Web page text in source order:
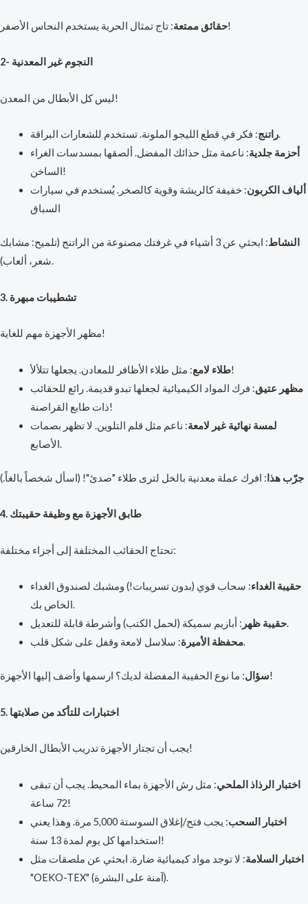
حقائق ممتعة: تاج تمثال الحرية يستخدم النحاس الأصفر!
2- النجوم غير المعدنية
ليس كل الأبطال من المعدن!
راتنج: فكر في قطع الليجو الملونة. تستخدم للشعارات البراقة.
أحزمة جلدية: ناعمة مثل حذائك المفضل. ألصقها بمسدسات الغراء
الساخن!
ألياف الكربون: خفيفة كالريشة وقوية كالصخر. يُستخدم في سيارات
السباق
النشاط
: ابحثي عن 3 أشياء في غرفتك مصنوعة من الراتنج (تلميح: مشابك
شعر، ألعاب).
3. تشطيبات مبهرة
مظهر الأجهزة مهم للغاية!
طلاء لامع: مثل طلاء الأظافر للمعادن. يجعلها تتلألأ!
مظهر عتيق: فرك المواد الكيميائية لجعلها تبدو قديمة. رائع للحقائب
ذات طابع القراصنة!
لمسة نهائية غير لامعة: ناعم مثل قلم التلوين. لا تظهر بصمات
الأصابع.
جرّب هذا : افرك عملة معدنية بالخل لترى طلاء "صدئ"! (اسأل شخصاً بالغاً.)
4. طابق الأجهزة مع وظيفة حقيبتك
تحتاج الحقائب المختلفة إلى أجزاء مختلفة:
حقيبة الغداء: سحاب قوي (بدون تسريبات!) ومشبك لصندوق الغداء
الخاص بك.
حقيبة ظهر: أبازيم سميكة (لحمل الكتب) وأشرطة قابلة للتعديل.
محفظة الأميرة: سلاسل لامعة وقفل على شكل قلب.
سؤال: ما نوع الحقيبة المفضلة لديك؟ ارسمها وأضف إليها الأجهزة!
5. اختبارات للتأكد من صلابتها
يجب أن تجتاز الأجهزة تدريب الأبطال الخارقين!
اختبار الرذاذ الملحي: مثل رش الأجهزة بماء المحيط. يجب أن تبقى
72 ساعة!
اختبار السحب
: يجب فتح/إغلاق السوستة 5,000 مرة. وهذا يعني
استخدامها كل يوم لمدة 13 سنة!
اختبار السلامة: لا توجد مواد كيميائية ضارة. ابحثي عن ملصقات مثل
"OEKO-TEX" (آمنة على البشرة).